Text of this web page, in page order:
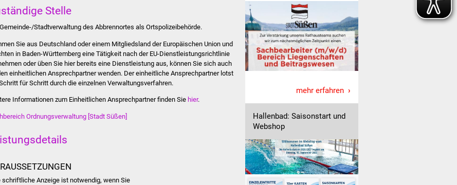
Stelle
Stadtverwaltung des Abbrennortes als Ortspolizeibehörde.
Sie aus Deutschland oder einem Mitgliedsland der Europäischen Union und
in Baden-Württemberg eine Tätigkeit nach der EU-Dienstleistungsrichtlinie
oder üben Sie hier bereits eine Dienstleistung aus, können Sie sich auch
einheitlichen Ansprechpartner wenden. Der einheitliche Ansprechpartner lotst
für Schritt durch die einzelnen Verwaltungsverfahren.
Informationen zum Einheitlichen Ansprechpartner finden Sie hier.
Ordnungsverwaltung [Stadt Süßen]
schriftliche Anzeige ist notwendig, wenn Sie
mehr erfahren
Hallenbad: Saisonstart und
Webshop